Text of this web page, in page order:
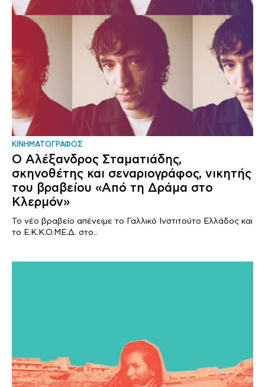
ΚΙΝΗΜΑΤΟΓΡΑΦΟΣ
Ο Αλέξανδρος Σταματιάδης,
σκηνοθέτης και σεναριογράφος, νικητής
του βραβείου «Από τη Δράμα στο
Κλερμόν»
To νέο βραβείο απένειμε το Γαλλικό Ινστιτούτο Ελλάδος και
το Ε.Κ.Κ.Ο.ΜΕ.Δ. στο..